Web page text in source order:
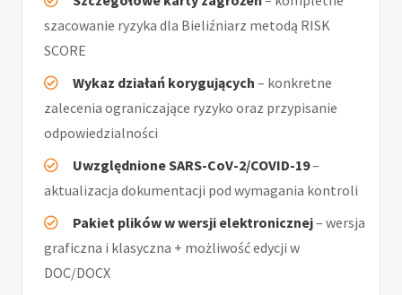
szacowanie ryzyka dla Bieliźniarz metodą RISK
SCORE
Wykaz działań korygujących – konkretne
zalecenia ograniczające ryzyko oraz przypisanie
odpowiedzialności
Uwzględnione SARS-CoV-2/COVID-19–
aktualizacja dokumentacji pod wymagania kontroli
Pakiet plików w wersji elektronicznej– wersja
graficzna i klasyczna + możliwość edycji w
DOC/DOCX